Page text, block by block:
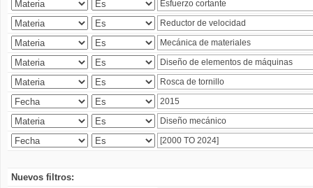
Nuevos filtros: